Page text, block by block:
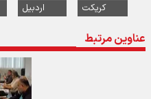
کریکت اردبیل
عناوین مرتبط